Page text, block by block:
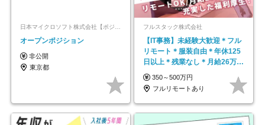
日本マイクロソフト株式会社【ポジションマッチ登録】
オープンポジション
非公開
東京都
フルスタック株式会社
【IT事務】未経験大歓迎＊フル
リモート＊服装自由＊年休125
日以上＊残業なし＊月給26万円
以上
350～500万円
フルリモートあり